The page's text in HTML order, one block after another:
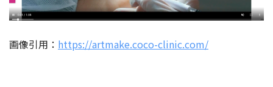
画像引用： https://artmake.coco-clinic.com/